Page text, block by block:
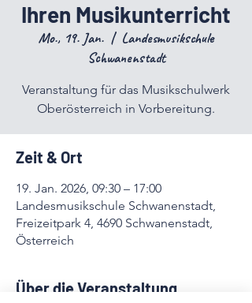
Ihren Musikunterricht
Mo., 19. Jan.
  |
Landesmusikschule
Schwanenstadt
Veranstaltung für das Musikschulwerk
Oberösterreich in Vorbereitung.
Zeit & Ort
19. Jan. 2026, 09:30 – 17:00
Landesmusikschule Schwanenstadt,
Freizeitpark 4, 4690 Schwanenstadt,
Österreich
Über die Veranstaltung